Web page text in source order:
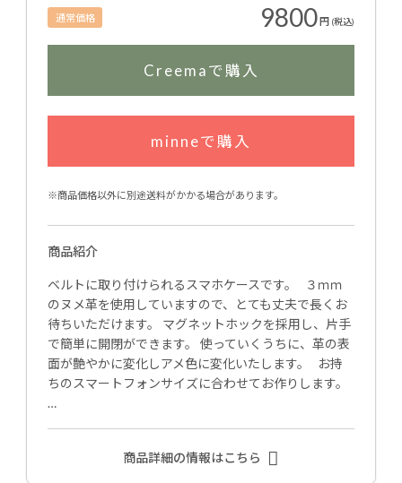
通常価格 9800 円 (税込)
Creemaで購入
minneで購入
※商品価格以外に別途送料がかかる場合があります。
商品紹介
ベルトに取り付けられるスマホケースです。 ３ｍｍ
のヌメ革を使用していますので、とても丈夫で長くお
待ちいただけます。 マグネットホックを採用し、片手
で簡単に開閉ができます。 使っていくうちに、革の表
面が艶やかに変化しアメ色に変化いたします。 お持
ちのスマートフォンサイズに合わせてお作りします。
…
商品詳細の情報はこちら